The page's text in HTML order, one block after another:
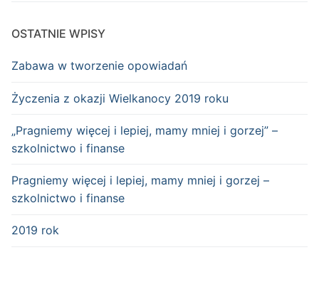
OSTATNIE WPISY
Zabawa w tworzenie opowiadań
Życzenia z okazji Wielkanocy 2019 roku
„Pragniemy więcej i lepiej, mamy mniej i gorzej” –
szkolnictwo i finanse
Pragniemy więcej i lepiej, mamy mniej i gorzej –
szkolnictwo i finanse
2019 rok